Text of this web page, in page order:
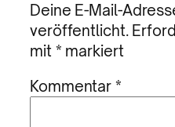
Deine E-Mail-
veröffentlicht.
mit * markiert
Kommentar*